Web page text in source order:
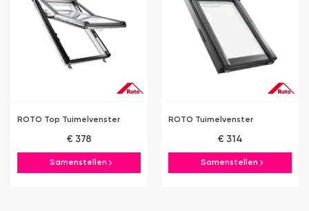
ROTO Top Tuimelvenster
€ 378
Samenstellen
ROTO Tuimelvenster
€ 314
Samenstellen